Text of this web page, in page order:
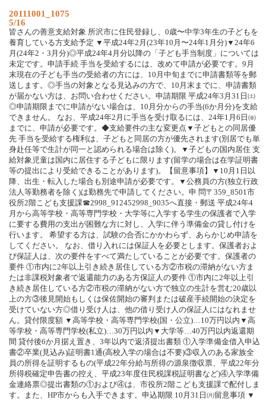
20111001_1075
5/16
皆さんの善意支給対象 所沢市に住民登録し、0歳〜中学3年生の子どもを
養育している方支給予定 ▼平成24年2月(23年10月〜24年1月分)▼24年6
月(24年2・3月分)◎平成24年4月分以降の「子ども手当制度」については
未定です。申請手続 手当を受給するには、改めて申請が必要です。9月
末現在の子ども手当の受給者の方には、10月中旬までに申請書類等を郵
送します。◎手当の対象となる見込みの方で、10月末までに、申請書類
が届かない方は、お問い合わせください。申請期限 平成24年3月31日㈯
◎申請期限までに申請がない場合は、10月分からの手当(6か月分)を支給
できません。 なお、平成24年2月に手当を受け取るには、24年1月6日㈮
までに、申請が必要です。◆支給要件の主な変更点▼子どもとの同居優
先 手当を受給する権利は、子どもと同居の方が優先されます(別居でも単
身赴任等で生計が同一と認められる場合は除く)。▼子どもの国内居住 支
給対象児童は国内に居住する子どもに限ります(留学の場合は在学証明書
等の提出により受給できることがあります)。【留意事項】▼10月1日以
降、出生・転入した場合も別途申請が必要です。▼公務員の方(独立行政
法人等勤務者を除く)は勤務先で申請してください。申 問〒359_8501市
役所2階こども支援課☎2998_912452998_9035へ直接・郵送 平成24年4
月から高等学校・高等専門学校・大学等に入学する学生の保護者で入学
に要する費用の支出が困難な方に対し、入学に伴う準備金の貸し付けを
行います。 希望する方は、試験の合否にかかわらず、あらかじめ申請を
してください。 なお、借り入れには保証人を必要とします。保護者およ
び保証人は、次の要件をすべて満たしていることが必要です。保護者の
要件 ①市内に2年以上引き続き居住している方②市税の滞納がない方ま
たは非課税対象者で返還能力のある方保証人の要件 ①市内に2年以上引
き続き居住している方②市税の滞納がない方で独立の生計を営む20歳以
上の方③後見開始もしくは保佐開始の審判または破産手続開始の決定を
受けていない方◎借り受け人は、他の借り受け人の保証人にはなれませ
ん。貸付限度額 ▼高等学校・高等専門学校(国・公立)…10万円以内▼高
等学校・高等専門学校(私立)…30万円以内▼大学等…40万円以内返還期
間 貸付後6か月据え置き、3年以内で返済提出書類 ①入学準備金借入申込
書②卒業(見込み)証明書1通(高校入学の場合は不要)③収入のある家族全
員の所得を証明するもの(平成22年分給与所得の源泉徴収票、平成22年分
所得税確定申告書の控え、平成23年度住民税課税証明書など)④入学準備
金連絡票◎提出書類の①および④は、市役所2階こども支援課で配付しま
す。また、HP市からも入手できます。申込期限 10月31日㈪留意事項 ▼